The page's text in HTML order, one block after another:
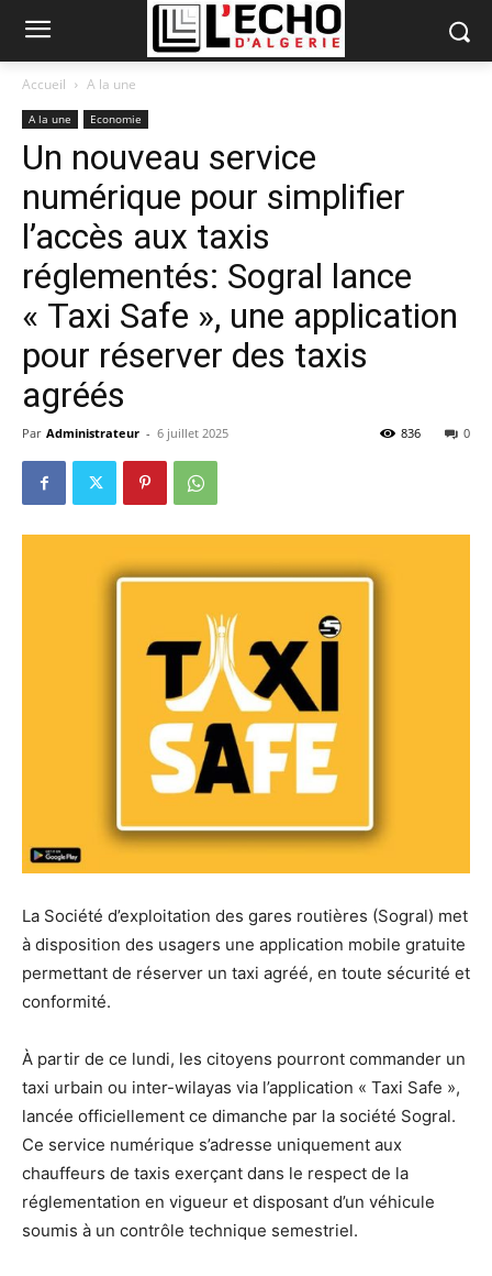
Accueil A la une
A la une Economie
Un nouveau service
numérique pour simplifier
l’accès aux taxis
réglementés: Sogral lance
« Taxi Safe », une application
pour réserver des taxis
agréés
Par Administrateur - 6 juillet 2025 0
836
La Société d’exploitation des gares routières (Sogral) met
à disposition des usagers une application mobile gratuite
permettant de réserver un taxi agréé, en toute sécurité et
conformité.
À partir de ce lundi, les citoyens pourront commander un
taxi urbain ou inter-wilayas via l’application « Taxi Safe »,
lancée officiellement ce dimanche par la société Sogral.
Ce service numérique s’adresse uniquement aux
chauffeurs de taxis exerçant dans le respect de la
réglementation en vigueur et disposant d’un véhicule
soumis à un contrôle technique semestriel.